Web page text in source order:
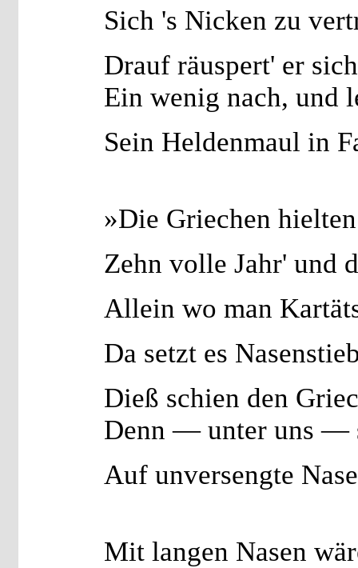
Sich 's Nicken zu
Drauf räuspert' er
Ein wenig nach, und
Sein Heldenmaul in
»Die Griechen
Zehn volle Jahr' und
Allein wo man
Da setzt es
Dieß schien den
Denn — unter uns —
Auf unversengte
Mit langen Nasen